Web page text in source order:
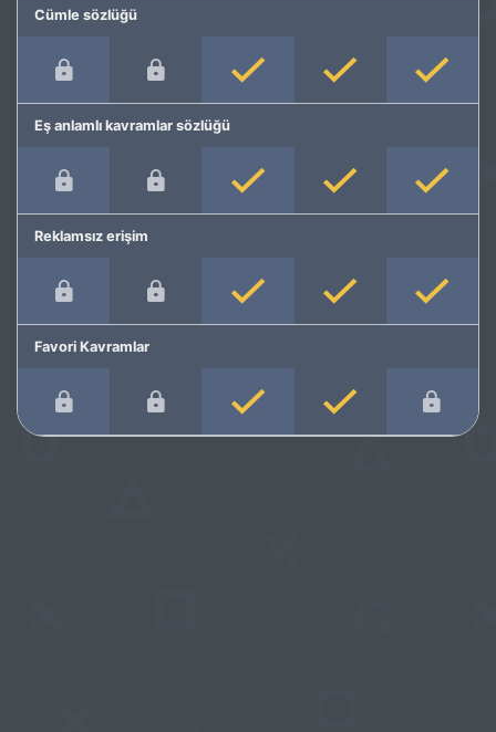
Cümle sözlüğü
Eş anlamlı kavramlar sözlüğü
Reklamsız erişim
Favori Kavramlar